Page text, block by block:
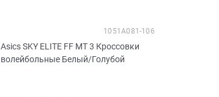
Asics SKY ELITE FF MT 3 Кроссовки
волейбольные Белый/Голубой
1051A081-106